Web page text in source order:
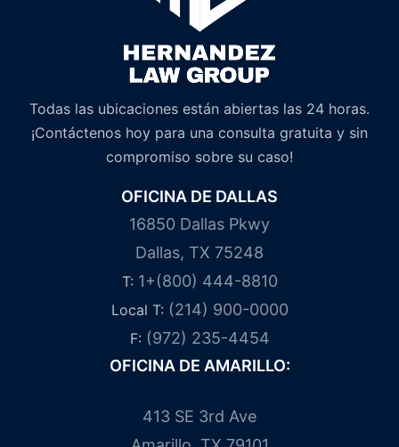
Todas las ubicaciones están abiertas las 24 horas.
¡Contáctenos hoy para una consulta gratuita y sin
compromiso sobre su caso!
OFICINA DE DALLAS
16850 Dallas Pkwy
Dallas, TX 75248
T: 1+(800) 444-8810
Local T: (214) 900-0000
F: (972) 235-4454
OFICINA DE AMARILLO:
413 SE 3rd Ave